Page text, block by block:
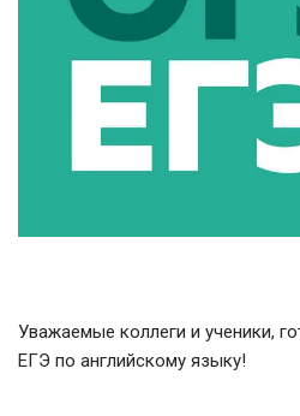
Уважаемые коллеги и ученики,
ЕГЭ по английскому языку!